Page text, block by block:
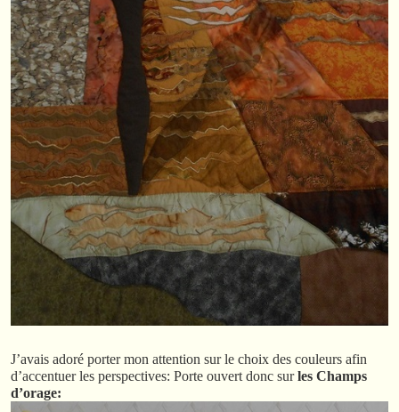
J’avais adoré porter mon attention sur le choix des couleurs afin
d’accentuer les perspectives: Porte ouvert donc surles Champs
d’orage: